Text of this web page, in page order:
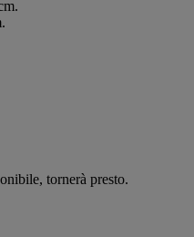
tornerà presto.